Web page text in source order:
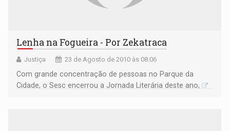
Lenha na Fogueira - Por Zekatraca
Justiça 23 de Agosto de 2010 às 08:06
Com grande concentração de pessoas no Parque da
Cidade, o Sesc encerrou a Jornada Literária deste ano,